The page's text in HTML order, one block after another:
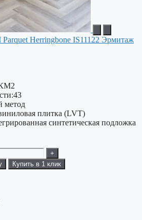
Herringbone IS11122 Эрмитаж
43
метод
плитка (LVT)
синтетическая подложка
+
Купить в 1 клик